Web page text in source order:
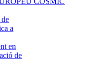
a
en
de